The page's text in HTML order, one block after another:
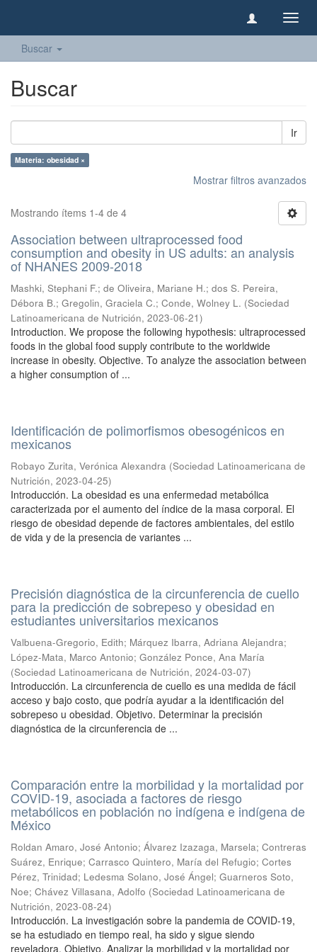
Buscar
Buscar
Ir
Materia: obesidad ×
Mostrar filtros avanzados
Mostrando ítems 1-4 de 4
Association between ultraprocessed food
consumption and obesity in US adults: an analysis
of NHANES 2009-2018
Mashki, Stephani F.; de Oliveira, Mariane H.; dos S. Pereira,
Débora B.; Gregolin, Graciela C.; Conde, Wolney L. (Sociedad
Latinoamericana de Nutrición, 2023-06-21)
Introduction. We propose the following hypothesis: ultraprocessed
foods in the global food supply contribute to the worldwide
increase in obesity. Objective. To analyze the association between
a higher consumption of ...
Identificación de polimorfismos obesogénicos en
mexicanos
Robayo Zurita, Verónica Alexandra (Sociedad Latinoamericana de
Nutrición, 2023-04-25)
Introducción. La obesidad es una enfermedad metabólica
caracterizada por el aumento del índice de la masa corporal. El
riesgo de obesidad depende de factores ambientales, del estilo
de vida y de la presencia de variantes ...
Precisión diagnóstica de la circunferencia de cuello
para la predicción de sobrepeso y obesidad en
estudiantes universitarios mexicanos
Valbuena-Gregorio, Edith; Márquez Ibarra, Adriana Alejandra;
López-Mata, Marco Antonio; González Ponce, Ana María
(Sociedad Latinoamericana de Nutrición, 2024-03-07)
Introducción. La circunferencia de cuello es una medida de fácil
acceso y bajo costo, que podría ayudar a la identificación del
sobrepeso u obesidad. Objetivo. Determinar la precisión
diagnóstica de la circunferencia de ...
Comparación entre la morbilidad y la mortalidad por
COVID-19, asociada a factores de riesgo
metabólicos en población no indígena e indígena de
México
Roldan Amaro, José Antonio; Álvarez Izazaga, Marsela; Contreras
Suárez, Enrique; Carrasco Quintero, María del Refugio; Cortes
Pérez, Trinidad; Ledesma Solano, José Ángel; Guarneros Soto,
Noe; Chávez Villasana, Adolfo (Sociedad Latinoamericana de
Nutrición, 2023-08-24)
Introducción. La investigación sobre la pandemia de COVID-19,
se ha estudiado en tiempo real, ha sido y sigue siendo
reveladora. Objetivo. Analizar la morbilidad y la mortalidad por